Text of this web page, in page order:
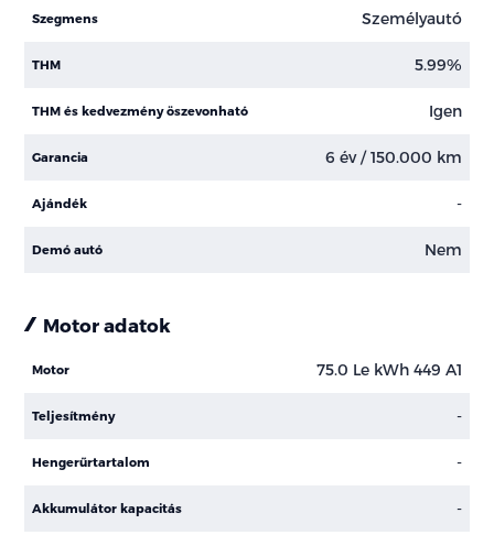
Szegmens Személyautó
THM 5.99%
THM és kedvezmény öszevonható Igen
Garancia 6 év / 150.000 km
Ajándék -
Demó autó Nem
Motor adatok
Motor 75.0 Le kWh 449 A1
Teljesítmény -
Hengerűrtartalom -
Akkumulátor kapacitás -